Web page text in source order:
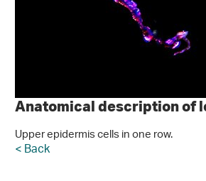
Anatomical description of
Upper epidermis cells in one row.
< Back